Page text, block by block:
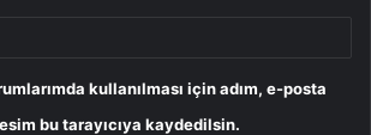
kullanılması için adım, e-posta
bu tarayıcıya kaydedilsin.